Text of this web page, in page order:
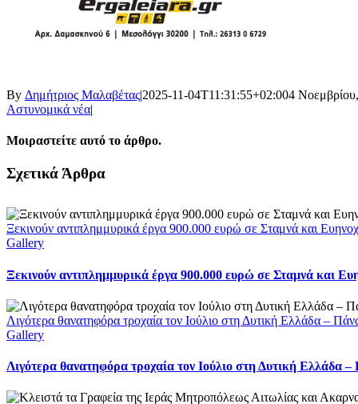
By Δημήτριος Μαλαβέτας|2025-11-04T11:31:55+02:004
Αστυνομικά νέα|
Μοιραστείτε αυτό το άρθρο.
Facebook
X
LinkedIn
WhatsApp
Email
Σχετικά Άρθρα
Ξεκινούν αντιπλημμυρικά έργα 900.000 ευρώ σε Σταμνά και
Gallery
Ξεκινούν αντιπλημμυρικά έργα 900.000 ευρώ σε Σταμνά και
Λιγότερα θανατηφόρα τροχαία τον Ιούλιο στη Δυτική Ελλάδα –
Gallery
Λιγότερα θανατηφόρα τροχαία τον Ιούλιο στη Δυτική Ελλάδα